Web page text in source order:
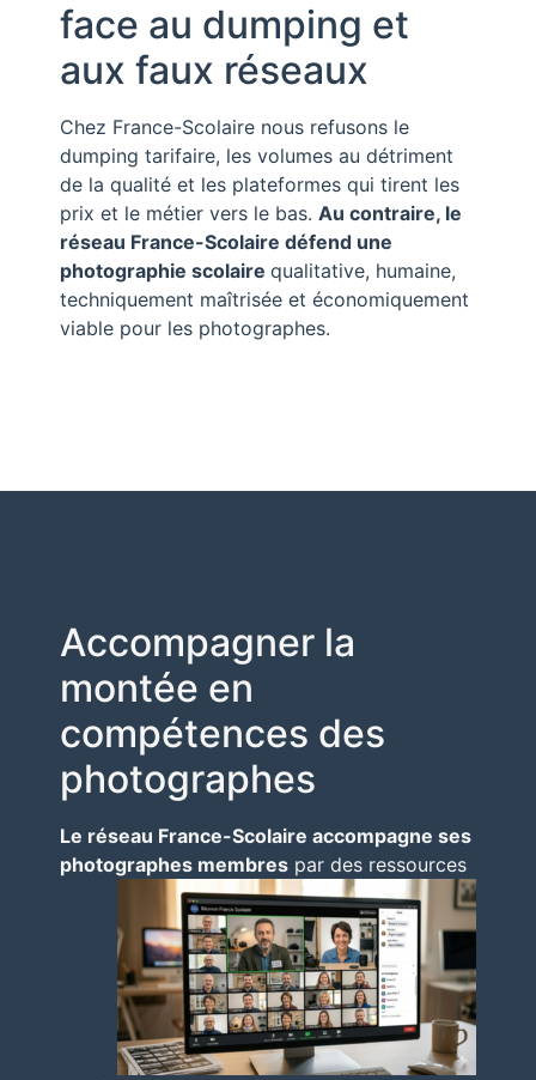
face au dumping et
aux faux réseaux
Chez France-Scolaire nous refusons le
dumping tarifaire, les volumes au détriment
de la qualité et les plateformes qui tirent les
prix et le métier vers le bas. Au contraire, le
réseau France-Scolaire défend une
photographie scolaire qualitative, humaine,
techniquement maîtrisée et économiquement
viable pour les photographes.
Accompagner la
montée en
compétences des
photographes
Le réseau France-Scolaire accompagne ses
photographes membres par des ressources